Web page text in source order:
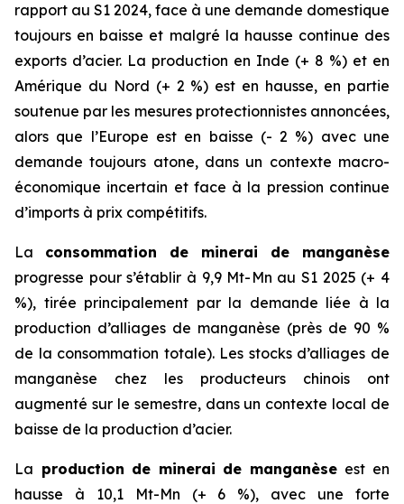
rapport au S1 2024, face à une demande domestique
toujours en baisse et malgré la hausse continue des
exports d’acier. La production en Inde (+ 8 %) et en
Amérique du Nord (+ 2 %) est en hausse, en partie
soutenue par les mesures protectionnistes annoncées,
alors que l’Europe est en baisse (- 2 %) avec une
demande toujours atone, dans un contexte macro-
économique incertain et face à la pression continue
d’imports à prix compétitifs.
La consommation de minerai de manganèse
progresse pour s’établir à 9,9 Mt-Mn au S1 2025 (+ 4
%), tirée principalement par la demande liée à la
production d’alliages de manganèse (près de 90 %
de la consommation totale). Les stocks d’alliages de
manganèse chez les producteurs chinois ont
augmenté sur le semestre, dans un contexte local de
baisse de la production d’acier.
La production de minerai de manganèse est en
hausse à 10,1 Mt-Mn (+ 6 %), avec une forte